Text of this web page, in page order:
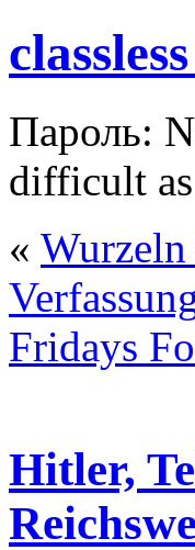
Пароль:
difficult
« Wurzeln
Fridays
Hitler,